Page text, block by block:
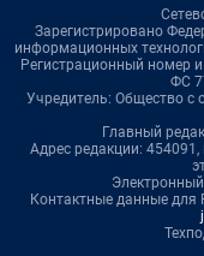
Зарегистрировано
информационных
Регистрационный номер
ФС
Учредитель: Общество с
Главный
Адрес редакции: 454091,
Контактные данные для